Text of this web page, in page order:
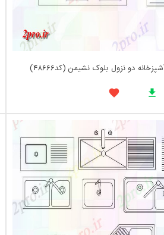
دو نزول بلوک نشیمن (کد48666)